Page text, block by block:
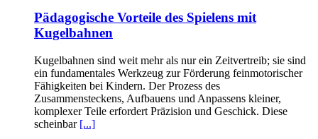
Pädagogische Vorteile des Spielens mit
Kugelbahnen
Kugelbahnen sind weit mehr als nur ein Zeitvertreib; sie sind
ein fundamentales Werkzeug zur Förderung feinmotorischer
Fähigkeiten bei Kindern. Der Prozess des
Zusammensteckens, Aufbauens und Anpassens kleiner,
komplexer Teile erfordert Präzision und Geschick. Diese
scheinbar [...]